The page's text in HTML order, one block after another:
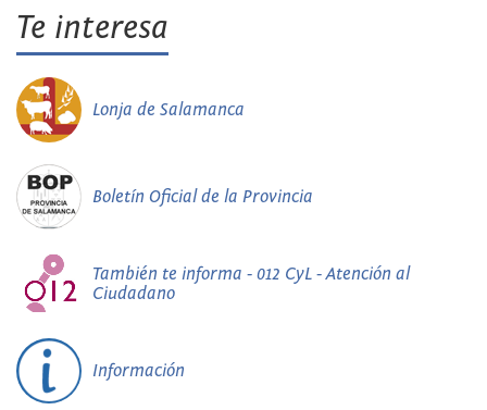
Te interesa
Lonja de Salamanca
Boletín Oficial de la Provincia
También te informa - 012 CyL - Atención al
Ciudadano
Información